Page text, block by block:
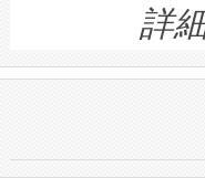
quality and
BESS stack
centers.
からシステ
す。ノー
ートル先ま
トに対し
では、反射
詳